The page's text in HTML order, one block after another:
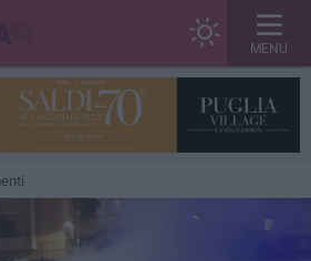
MENU